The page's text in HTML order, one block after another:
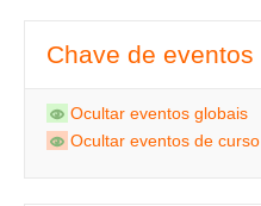
Chave de eventos
Ocultar eventos globais
Ocultar eventos de curso